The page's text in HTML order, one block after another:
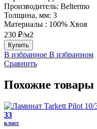
Производитель: Beltermo
Толщина, мм: 3
Материалы : 100% Хвоя
230 ₽/м2
Купить
В избранное В избранном
Сравнить
Похожие товары
33
класс